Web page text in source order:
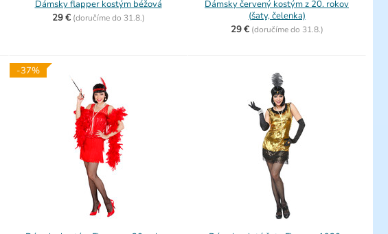
Dámsky flapper kostým béžová
29 € (doručíme do 31.8.)
Dámsky červený kostým z 20. rokov
(šaty, čelenka)
29 € (doručíme do 31.8.)
-37%